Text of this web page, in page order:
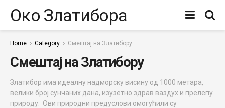
Око Златибора
Home Category Смештај на Златибору
Смештај на Златибору
Златибор има идеалну надморску висину од 1000 метара,
велики број сунчаних дана, изузетно здрав ваздух и прелепу
природу. Ови природни предуслови омогућили су